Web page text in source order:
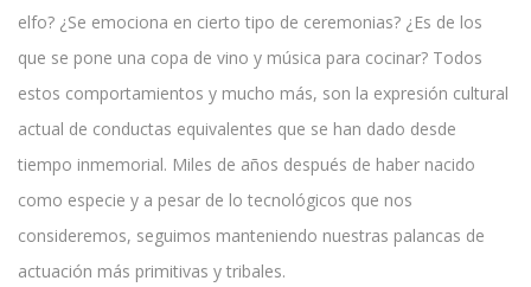
elfo? ¿Se emociona en cierto tipo de ceremonias? ¿Es de los
que se pone una copa de vino y música para cocinar? Todos
estos comportamientos y mucho más, son la expresión cultural
actual de conductas equivalentes que se han dado desde
tiempo inmemorial. Miles de años después de haber nacido
como especie y a pesar de lo tecnológicos que nos
consideremos, seguimos manteniendo nuestras palancas de
actuación más primitivas y tribales.